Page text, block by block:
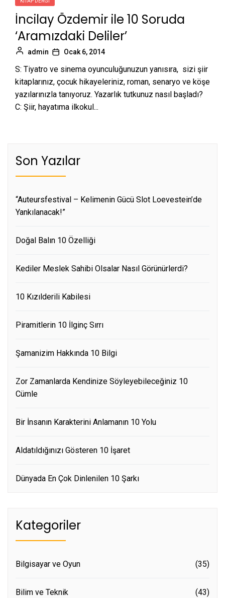
İncilay Özdemir ile 10 Soruda
‘Aramızdaki Deliler’
admin Ocak 6, 2014
S: Tiyatro ve sinema oyunculuğunuzun yanısıra, sizi şiir
kitaplarınız, çocuk hikayeleriniz, roman, senaryo ve köşe
yazılarınızla tanıyoruz. Yazarlık tutkunuz nasıl başladı?
C: Şiir, hayatıma ilkokul...
Son Yazılar
“Auteursfestival – Kelimenin Gücü Slot Loevestein’de
Yankılanacak!”
Doğal Balın 10 Özelliği
Kediler Meslek Sahibi Olsalar Nasıl Görünürlerdi?
10 Kızılderili Kabilesi
Piramitlerin 10 İlginç Sırrı
Şamanizim Hakkında 10 Bilgi
Zor Zamanlarda Kendinize Söyleyebileceğiniz 10
Cümle
Bir İnsanın Karakterini Anlamanın 10 Yolu
Aldatıldığınızı Gösteren 10 İşaret
Dünyada En Çok Dinlenilen 10 Şarkı
Kategoriler
Bilgisayar ve Oyun (35)
Bilim ve Teknik (43)